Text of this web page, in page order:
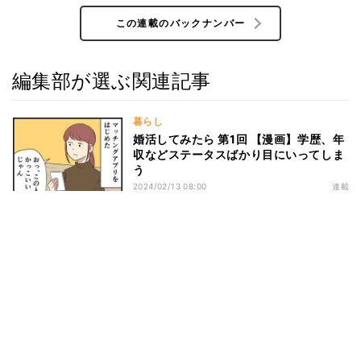
この連載のバックナンバー
編集部が選ぶ関連記事
暮らし
婚活してみたら 第1回 【漫画】学歴、年
収などステータスばかり目にいってしま
う
2024/02/13 08:00 連載